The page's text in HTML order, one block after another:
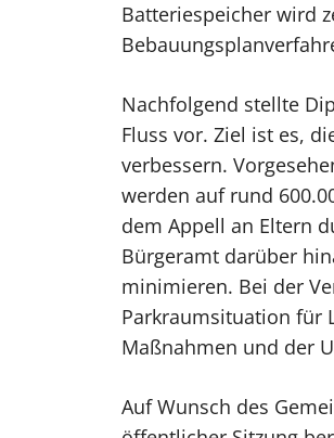
Batteriespeicher wird
Nachfolgend stellte
Fluss vor. Ziel ist es,
verbessern.
werden auf rund
dem Appell an Eltern
Bürgeramt darüber
minimieren. Bei der
Parkraumsituation für
Maßnahmen und der
Auf Wunsch des